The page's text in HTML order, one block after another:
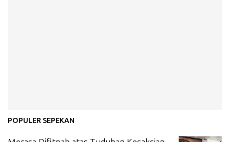
POPULER SEPEKAN